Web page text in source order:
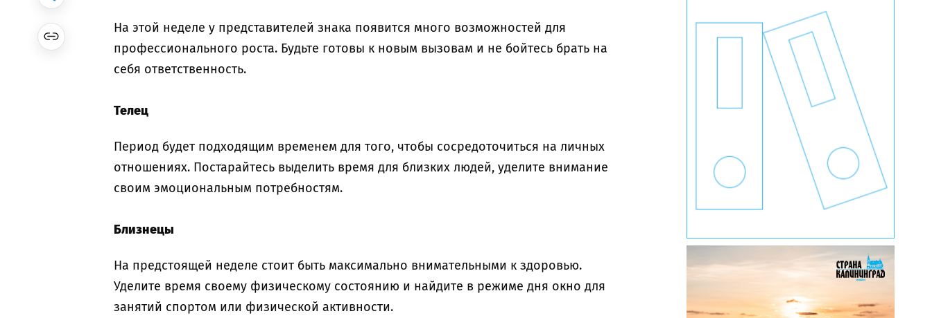
На этой неделе у представителей знака появится много возможностей для
профессионального роста. Будьте готовы к новым вызовам и не бойтесь брать на
себя ответственность.
Телец
Период будет подходящим временем для того, чтобы сосредоточиться на личных
отношениях. Постарайтесь выделить время для близких людей, уделите внимание
своим эмоциональным потребностям.
Близнецы
На предстоящей неделе стоит быть максимально внимательными к здоровью.
Уделите время своему физическому состоянию и найдите в режиме дня окно для
занятий спортом или физической активности.